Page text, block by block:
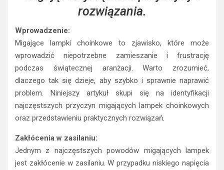
rozwiązania.
Wprowadzenie:
Migające lampki choinkowe to zjawisko, które może
wprowadzić niepotrzebne zamieszanie i frustrację
podczas świątecznej aranżacji. Warto zrozumieć,
dlaczego tak się dzieje, aby szybko i sprawnie naprawić
problem. Niniejszy artykuł skupi się na identyfikacji
najczęstszych przyczyn migających lampek choinkowych
oraz przedstawieniu praktycznych rozwiązań.
Zakłócenia w zasilaniu:
Jednym z najczęstszych powodów migających lampek
jest zakłócenie w zasilaniu. W przypadku niskiego napięcia